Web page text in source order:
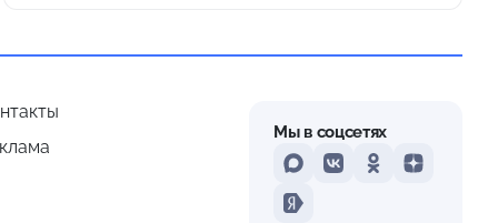
Мы в соцсетях
MAXVKontakteOdnoklassniki
Dzen
Yandex